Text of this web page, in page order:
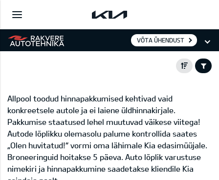
VÕTA ÜHENDUST
Allpool toodud hinnapakkumised kehtivad vaid
konkreetsele autole ja ei laiene üldhinnakirjale.
Pakkumise staatused lehel muutuvad väikese viitega!
Autode lõplikku olemasolu palume kontrollida saates
„Olen huvitatud!“ vormi oma lähimale Kia edasimüüjale.
Broneeringuid hoitakse 5 päeva. Auto lõplik varustuse
nimekiri ja hinnapakkumine saadetakse kliendile Kia